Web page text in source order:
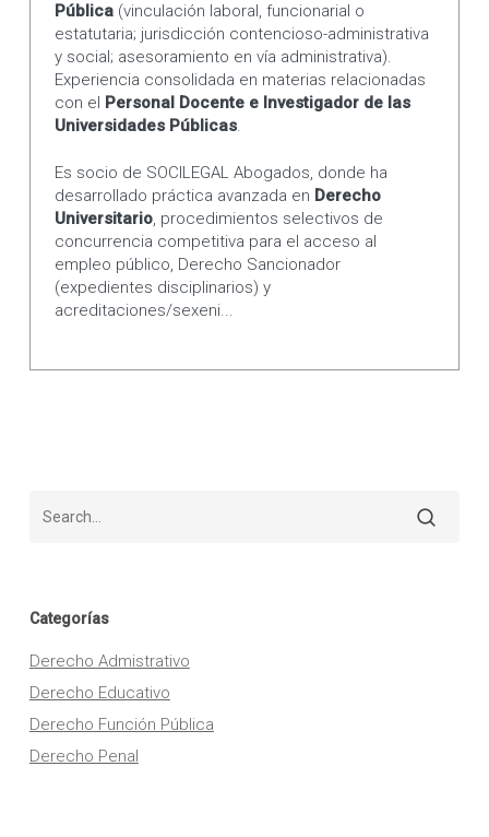
Pública (vinculación laboral, funcionarial o
estatutaria; jurisdicción contencioso-administrativa
y social; asesoramiento en vía administrativa).
Experiencia consolidada en materias relacionadas
con el Personal Docente e Investigador de las
Universidades Públicas.
Es socio de SOCILEGAL Abogados, donde ha
desarrollado práctica avanzada en Derecho
Universitario, procedimientos selectivos de
concurrencia competitiva para el acceso al
empleo público, Derecho Sancionador
(expedientes disciplinarios) y
acreditaciones/sexeni...
Categorías
Derecho Admistrativo
Derecho Educativo
Derecho Función Pública
Derecho Penal